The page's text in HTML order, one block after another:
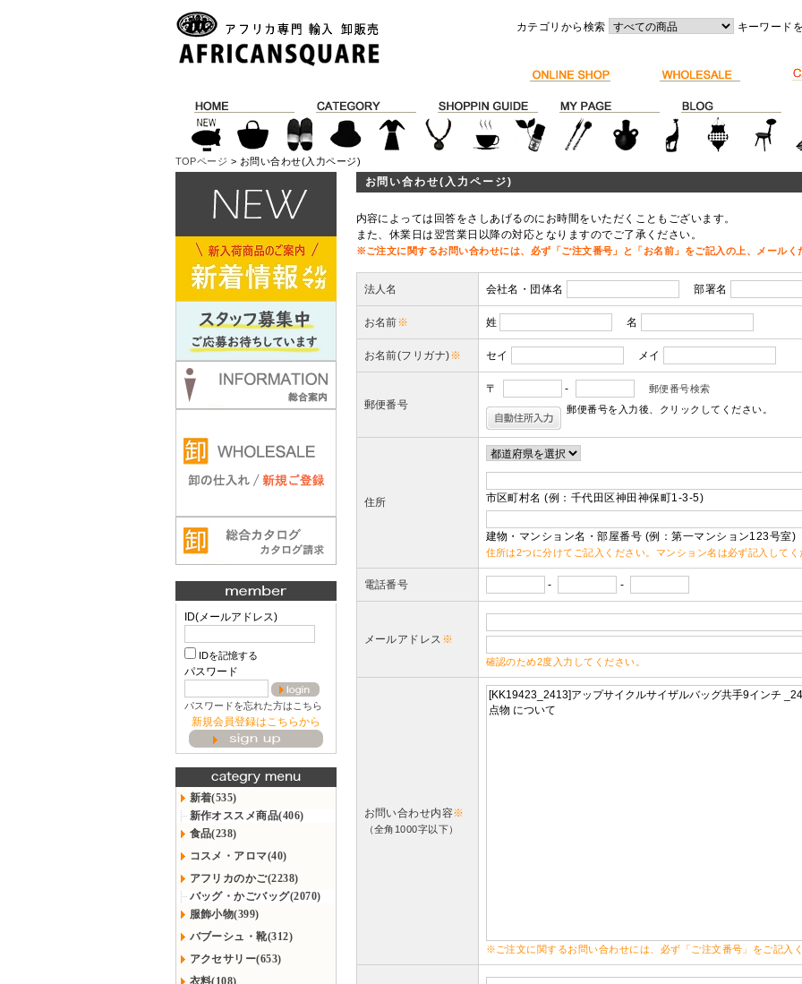
カテゴリから検索 キーワード
TOPページ > お問い合わせ(入力ページ)
ID(メールアドレス)
IDを記憶する
パスワード
パスワードを忘れた方はこちら
新規会員登録はこちらから
新着(535)
新作オススメ商品(406)
食品(238)
コスメ・アロマ(40)
アフリカのかご(2238)
バッグ・かごバッグ(2070)
服飾小物(399)
バブーシュ・靴(312)
アクセサリー(653)
衣料(108)
お問い合わせ(入力ページ)
内容によっては回答をさしあげるのにお時間をいただくこともございます。
また、休業日は翌営業日以降の対応となりますのでご了承ください。
※ご注文に関するお問い合わせには、必ず「ご注文番号」と「お名前」をご記入の上、メール
法人名 会社名・団体名 部署名
お名前※ 姓 名
お名前(フリガナ)※ セイ メイ
郵便番号
〒 -
郵便番号検索
郵便番号を入力後、クリックしてください。
住所 市区町村名 (例：千代田区神田神保町1-3-5)
建物・マンション名・部屋番号 (例：第一マンション123号室)
住所は2つに分けてご記入ください。マンション名は必ず記入してく
電話番号 - -
メールアドレス ※
確認のため2度入力してください。
お問い合わせ内容※
（全角1000字以下）
※ご注文に関するお問い合わせには、必ず「ご注文番号」をご記入